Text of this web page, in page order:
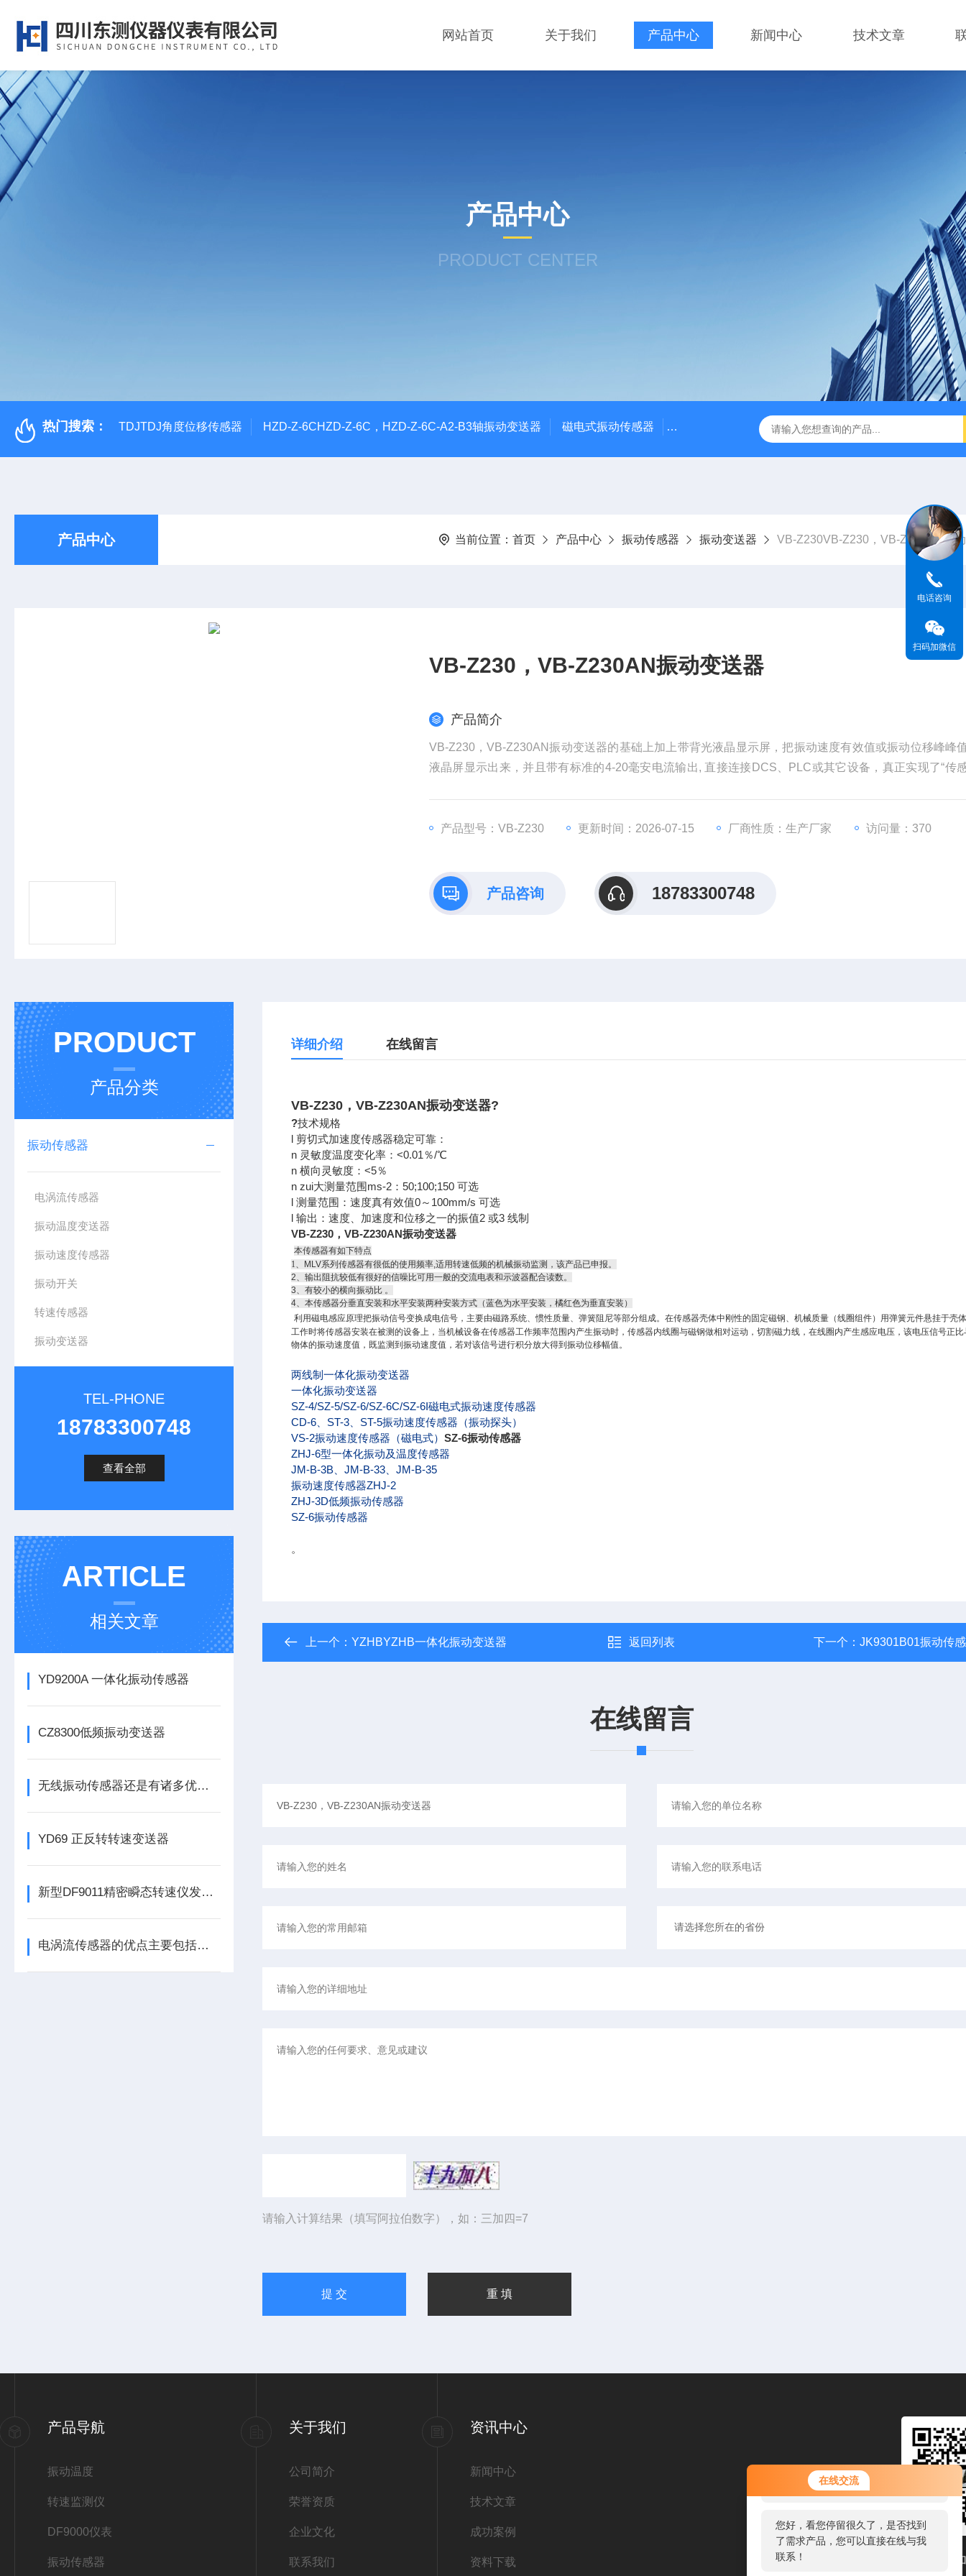
在线交流
您好！欢迎前来咨询，很高兴为您
服务，请问您要咨询什么问题呢？
您好，看您停留很久了，是否找到
了需求产品，您可以直接在线与我
联系！
网站首页 关于我们 产品中心 新闻中心 技术文章
产品中心
PRODUCT CENTER
热门搜索： TDJTDJ角度位移传感器 HZD-Z-6CHZD-Z-6C，HZD-Z-6C-A2-B3轴振动变送器 磁电式振动传感器 NE3100电涡流位移传感器 三轴振动传感器 加速度
产品中心 当前位置： 首页 产品中心 振动传感器 振动变送器 VB-Z230VB-Z230，VB-Z230AN振
VB-Z230，VB-Z230AN振动变送器
产品简介
VB-Z230，VB-Z230AN振动变送器的基础上加上带背光液晶显示屏，把振动速度有效值或振动位移峰峰
液晶屏显示出来，并且带有标准的4-20毫安电流输出, 直接连接DCS、PLC或其它设备，真正实现了“传
产品型号：VB-Z230
更新时间：2026-07-15 厂商性质：生产厂家 访问量：370
产品咨询 18783300748
PRODUCT
产品分类
振动传感器
电涡流传感器
振动温度变送器
振动速度传感器
振动开关
转速传感器
振动变送器
TEL-PHONE
18783300748
查看全部
ARTICLE
相关文章
YD9200A 一体化振动传感器
CZ8300低频振动变送器
无线振动传感器还是有诸多优势的
YD69 正反转转速变送器
新型DF9011精密瞬态转速仪发布，为工业转速监测带来革新
电涡流传感器的优点主要包括哪几点？
详细介绍 在线留言
VB-Z230，VB-Z230AN振动变送器?
?技术规格
l 剪切式加速度传感器稳定可靠：
n 灵敏度温度变化率：<0.01％/℃
n 横向灵敏度：<5％
n zui大测量范围ms-2：50;100;150 可选
l 测量范围：速度真有效值0～100mm/s 可选
l 输出：速度、加速度和位移之一的振值2 或3 线制
VB-Z230，VB-Z230AN振动变送器
本传感器有如下特点
1、MLV系列传感器有很低的使用频率,适用转速低频的机械振动监测，该产品已申报。
2、输出阻抗较低有很好的信噪比可用一般的交流电表和示波器配合读数。
3、有较小的横向振动比 。
4、本传感器分垂直安装和水平安装两种安装方式（蓝色为水平安装，橘红色为垂直安装）
利用磁电感应原理把振动信号变换成电信号，主要由磁路系统、惯性质量、弹簧阻尼等部分组成。在传感器壳体中刚性的固定磁钢、机械质量（线圈组件）用弹簧元件悬挂于壳
工作时将传感器安装在被测的设备上，当机械设备在传感器工作频率范围内产生振动时，传感器内线圈与磁钢做相对运动，切割磁力线，在线圈内产生感应电压，该电压信号正比
物体的振动速度值，既监测到振动速度值，若对该信号进行积分放大得到振动位移幅值。
两线制一体化振动变送器
一体化振动变送器
SZ-4/SZ-5/SZ-6/SZ-6C/SZ-6I磁电式振动速度传感器
CD-6 、ST-3、ST-5振动速度传感器（振动探头）
VS-2振动速度传感器（磁电式） SZ-6振动传感器
ZHJ-6型一体化振动及温度传感器
JM-B-3B 、JM-B-33、JM-B-35
振动速度传感器ZHJ-2
ZHJ-3D低频振动传感器
SZ-6振动传感器
。
上一个： YZHBYZHB一体化振动变送器 返回列表 下一个： JK9301B01振动传
在线留言
请输入计算结果（填写阿拉伯数字），如：三加四=7
产品导航
振动温度
转速监测仪
DF9000仪表
振动传感器
关于我们
公司简介
荣誉资质
企业文化
联系我们
资讯中心
新闻中心
技术文章
成功案例
资料下载 扫码
电话咨询
扫码加微信